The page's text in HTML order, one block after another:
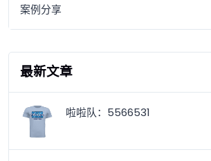
案例分享
最新文章
啦啦队：5566531